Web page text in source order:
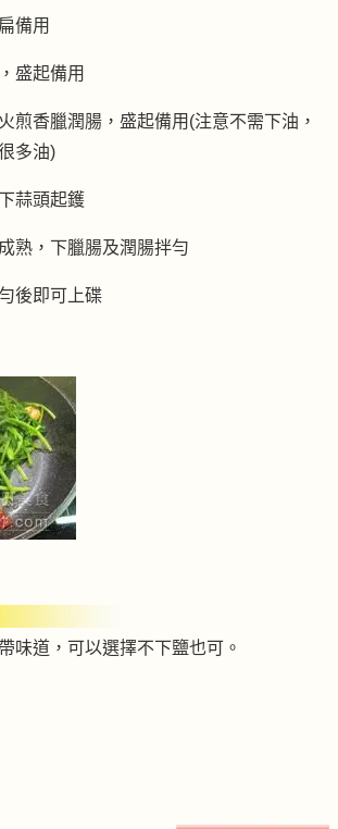
備用
盛起備用
煎香臘潤腸，盛起備用(注意不需下油，
多油)
蒜頭起鑊
熟，下臘腸及潤腸拌勻
後即可上碟
味道，可以選擇不下鹽也可。